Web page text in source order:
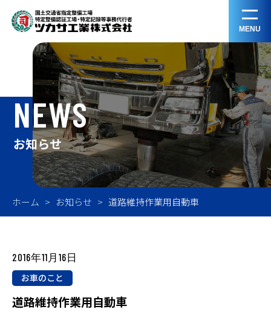
MENU
NEWS
お知らせ
ホーム お知らせ 道路維持作業用自動車
2016年11月16日
お車のこと
道路維持作業用自動車